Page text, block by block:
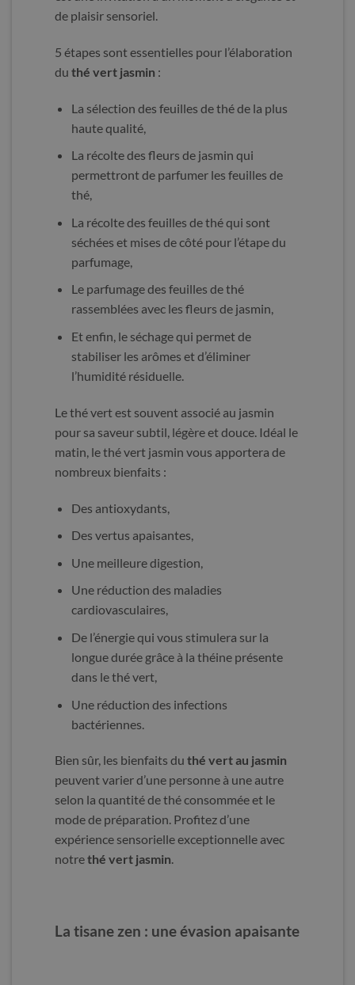
de plaisir sensoriel.
5 étapes sont essentielles pour l’élaboration
du thé vert jasmin :
La sélection des feuilles de thé de la plus
haute qualité,
La récolte des fleurs de jasmin qui
permettront de parfumer les feuilles de
thé,
La récolte des feuilles de thé qui sont
séchées et mises de côté pour l’étape du
parfumage,
Le parfumage des feuilles de thé
rassemblées avec les fleurs de jasmin,
Et enfin, le séchage qui permet de
stabiliser les arômes et d’éliminer
l’humidité résiduelle.
Le thé vert est souvent associé au jasmin
pour sa saveur subtil, légère et douce. Idéal le
matin, le thé vert jasmin vous apportera de
nombreux bienfaits :
Des antioxydants,
Des vertus apaisantes,
Une meilleure digestion,
Une réduction des maladies
cardiovasculaires,
De l’énergie qui vous stimulera sur la
longue durée grâce à la théine présente
dans le thé vert,
Une réduction des infections
bactériennes.
Bien sûr, les bienfaits du thé vert au jasmin
peuvent varier d’une personne à une autre
selon la quantité de thé consommée et le
mode de préparation. Profitez d’une
expérience sensorielle exceptionnelle avec
notrethé vert jasmin.
La tisane zen : une évasion apaisante